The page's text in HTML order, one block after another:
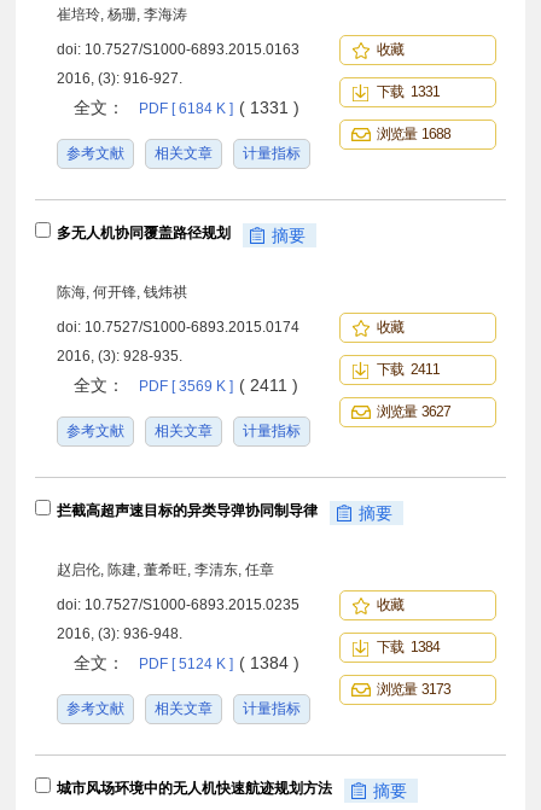
崔培玲, 杨珊, 李海涛
doi: 10.7527/S1000-6893.2015.0163
2016, (3): 916-927.
全文： PDF [ 6184 K ] ( 1331 )
参考文献 相关文章 计量指标
收藏
下载 1331
浏览量 1688
多无人机协同覆盖路径规划 摘要
陈海, 何开锋, 钱炜祺
doi: 10.7527/S1000-6893.2015.0174
2016, (3): 928-935.
全文： PDF [ 3569 K ] ( 2411 )
参考文献 相关文章 计量指标
收藏
下载 2411
浏览量 3627
拦截高超声速目标的异类导弹协同制导律 摘要
赵启伦, 陈建, 董希旺, 李清东, 任章
doi: 10.7527/S1000-6893.2015.0235
2016, (3): 936-948.
全文： PDF [ 5124 K ] ( 1384 )
参考文献 相关文章 计量指标
收藏
下载 1384
浏览量 3173
城市风场环境中的无人机快速航迹规划方法 摘要